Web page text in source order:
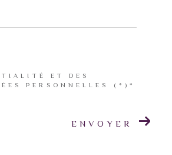
ET DES
PERSONNELLES (*)*
ENVOYER